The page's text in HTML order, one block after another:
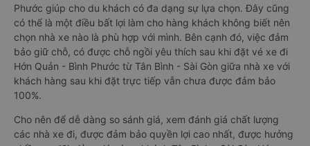
Phước giúp cho du khách có đa dạng sự lựa chọn. Đây cũng
có thể là một điều bất lợi làm cho hàng khách không biết nên
chọn nhà xe nào là phù hợp với mình. Bên cạnh đó, việc đảm
bảo giữ chỗ, có được chỗ ngồi yêu thích sau khi đặt vé xe đi
Hớn Quản - Bình Phước từ Tân Bình - Sài Gòn giữa nhà xe với
khách hàng sau khi đặt trực tiếp vẫn chưa được đảm bảo
100%.
Cho nên để dễ dàng so sánh giá, xem đánh giá chất lượng
các nhà xe đi, được đảm bảo quyền lợi cao nhất, được hưởng